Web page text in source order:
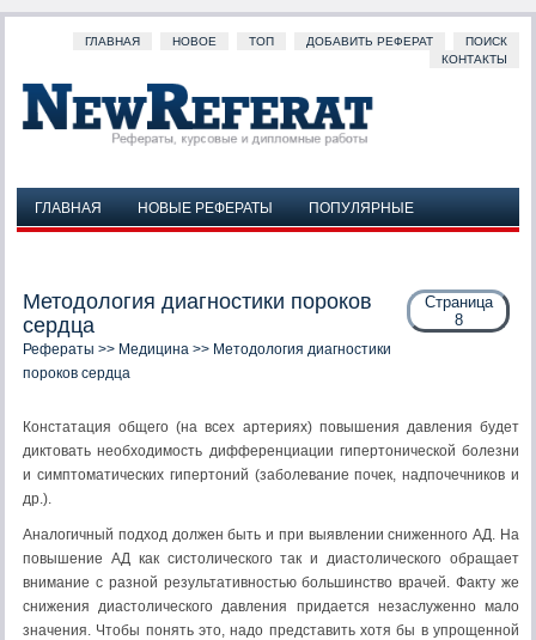
ГЛАВНАЯ НОВОЕ ТОП ДОБАВИТЬ РЕФЕРАТ
ПОИСК
КОНТАКТЫ
ГЛАВНАЯ НОВЫЕ РЕФЕРАТЫ
ПОПУЛЯРНЫЕ
Страница
8
Методология диагностики пороков
сердца
Рефераты >> Медицина >> Методология диагностики
пороков сердца
Констатация общего (на всех артериях) повышения давления будет
диктовать необходимость дифференциации гипертонической болезни
и симптоматических гипертоний (заболевание почек, надпочечников и
др.).
Аналогичный подход должен быть и при выявлении сниженного АД. На
повышение АД как систолического так и диастолического обращает
внимание с разной результативностью большинство врачей. Факту же
снижения диастолического давления придается незаслуженно мало
значения. Чтобы понять это, надо представить хотя бы в упрощенной